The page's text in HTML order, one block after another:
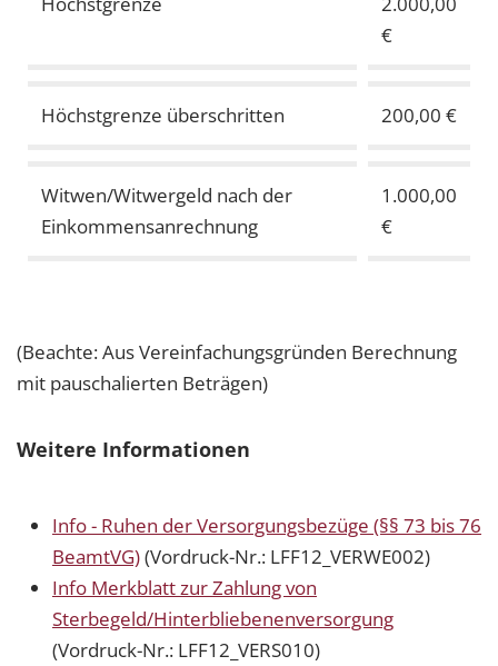
€
Höchstgrenze überschritten 200,00 €
Witwen/Witwergeld nach der
Einkommensanrechnung
1.000,00
€
(Beachte: Aus Vereinfachungsgründen Berechnung
mit pauschalierten Beträgen)
Weitere Informationen
Info - Ruhen der Versorgungsbezüge (§§ 73 bis 76
BeamtVG)(Vordruck-Nr.: LFF12_VERWE002)
Info Merkblatt zur Zahlung von
Sterbegeld/Hinterbliebenenversorgung
(Vordruck-Nr.: LFF12_VERS010)